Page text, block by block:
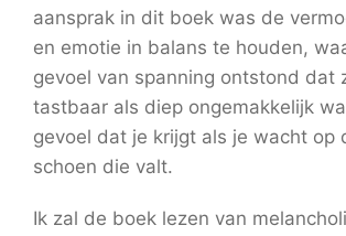
aansprak in dit boek was de
en emotie in balans te houden,
gevoel van spanning ontstond dat
tastbaar als diep ongemakkelijk
gevoel dat je krijgt als je wacht op
schoen die valt.
Ik zal de boek lezen van